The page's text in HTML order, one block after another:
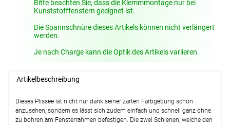
Bitte beachten Sie, dass die Klemmmontage nur bei
Kunststofffenstern geeignet ist.
Die Spannschnüre dieses Artikels können nicht verlängert
werden.
Je nach Charge kann die Optik des Artikels variieren.
Artikelbeschreibung
Dieses Plissee ist nicht nur dank seiner zarten Farbgebung schön
anzusehen, sondern es lässt sich zudem einfach und schnell ganz ohne
zu bohren am Fensterrahmen befestigen. Die zwei Schienen, welche den